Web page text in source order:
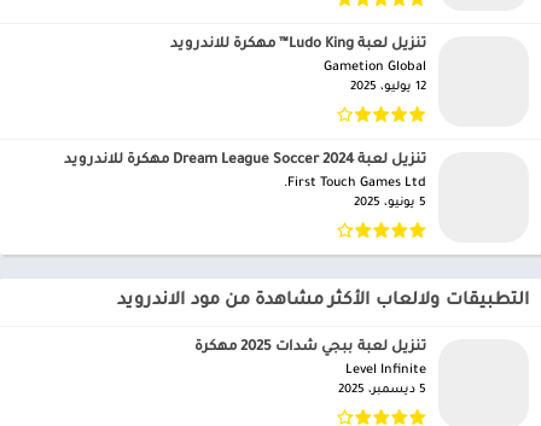
تنزيل لعبة Ludo King™ مهكرة للاندرويد
Gametion Global‏
12 يوليو، 2025
تنزيل لعبة Dream League Soccer 2024 مهكرة للاندرويد
First Touch Games Ltd.‏
5 يونيو، 2025
التطبيقات ولالعاب الأكثر مشاهدة من مود الاندرويد
تنزيل لعبة ببجي شدات 2025 مهكرة
Level Infinite‏
5 ديسمبر، 2025